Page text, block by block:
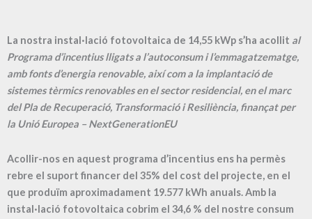
La nostra instal·lació fotovoltaica de 14,55 kWp s’ha acollit al
Programa d’incentius lligats a l’autoconsum i l’emmagatzematge,
amb fonts d’energia renovable, així com a la implantació de
sistemes tèrmics renovables en el sector residencial, en el marc
del Pla de Recuperació, Transformació i Resiliència, finançat per
la Unió Europea – NextGenerationEU
Acollir-nos en aquest programa d’incentius ens ha permès
rebre el suport financer del 35% del cost del projecte, en el
que produïm aproximadament 19.577 kWh anuals. Amb la
instal·lació fotovoltaica cobrim el 34,6 % del nostre consum